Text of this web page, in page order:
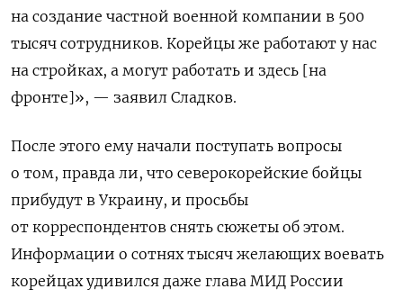
на создание частной военной компании в 500
тысяч сотрудников. Корейцы же работают у нас
на стройках, а могут работать и здесь [на
фронте]», — заявил Сладков.
После этого ему начали поступать вопросы
о том, правда ли, что северокорейские бойцы
прибудут в Украину, и просьбы
от корреспондентов снять сюжеты об этом.
Информации о сотнях тысяч желающих воевать
корейцах удивился даже глава МИД России